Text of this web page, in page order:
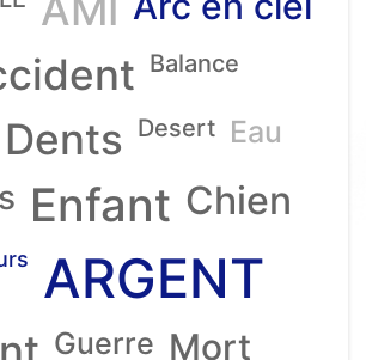
Balance
Dents Desert Eau
Enfant Chien
ARGENT
Guerre Mort